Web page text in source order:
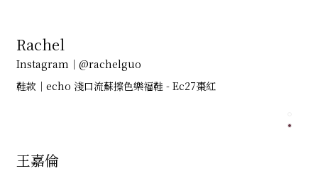
Rachel
Instagram｜@rachelguo
鞋款｜echo 淺口流蘇擦色樂福鞋 - Ec27棗紅
王嘉倫